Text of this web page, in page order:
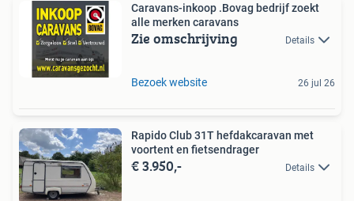
Caravans-inkoop .Bovag bedrijf zoekt
alle merken caravans
Zie omschrijving Details
Bezoek website 26 jul 26
Rapido Club 31T hefdakcaravan met
voortent en fietsendrager
€ 3.950,- Details